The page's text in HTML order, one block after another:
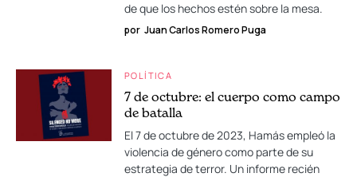
de que los hechos estén sobre la mesa.
por Juan Carlos Romero Puga
POLÍTICA
7 de octubre: el cuerpo como campo
de batalla
El 7 de octubre de 2023, Hamás empleó la
violencia de género como parte de su
estrategia de terror. Un informe recién